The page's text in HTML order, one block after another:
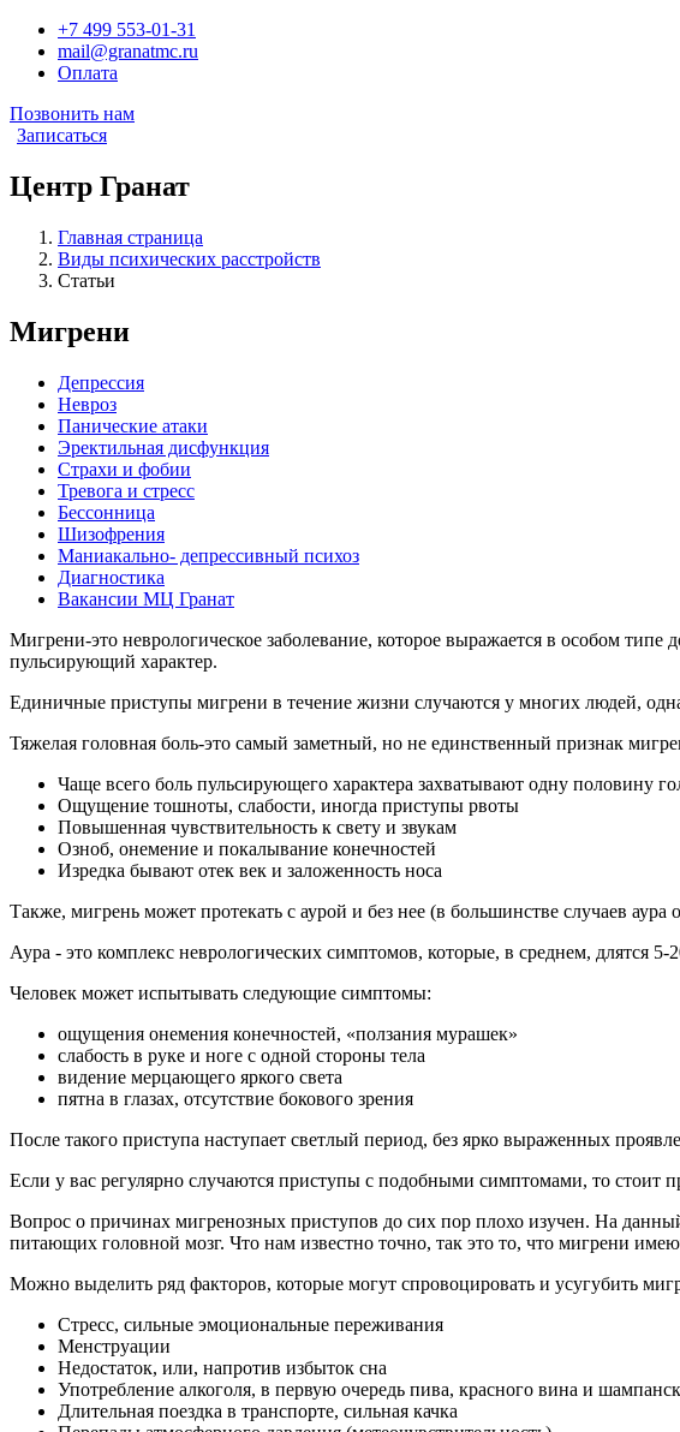
+7 499 553-01-31
mail@granatmc.ru
Оплата
Позвонить нам
Записаться
Центр Гранат
Главная страница
Виды психических расстройств
Статьи
Мигрени
Депрессия
Невроз
Панические атаки
Эректильная дисфункция
Страхи и фобии
Тревога и стресс
Бессонница
Шизофрения
Маниакально- депрессивный психоз
Диагностика
Вакансии МЦ Гранат
Мигрени-это неврологическое заболевание, которое выражается в особом
пульсирующий характер.
Единичные приступы мигрени в течение жизни случаются у многих людей,
Тяжелая головная боль-это самый заметный, но не единственный признак
Чаще всего боль пульсирующего характера захватывают одну половину
Ощущение тошноты, слабости, иногда приступы рвоты
Повышенная чувствительность к свету и звукам
Озноб, онемение и покалывание конечностей
Изредка бывают отек век и заложенность носа
Также, мигрень может протекать с аурой и без нее (в большинстве случаев аура
Аура - это комплекс неврологических симптомов, которые, в среднем, длятся
Человек может испытывать следующие симптомы:
ощущения онемения конечностей, «ползания мурашек»
слабость в руке и ноге с одной стороны тела
видение мерцающего яркого света
пятна в глазах, отсутствие бокового зрения
После такого приступа наступает светлый период, без ярко выраженных
Если у вас регулярно случаются приступы с подобными симптомами, то стоит
Вопрос о причинах мигренозных приступов до сих пор плохо изучен. На
питающих головной мозг. Что нам известно точно, так это то, что мигрени
Можно выделить ряд факторов, которые могут спровоцировать и усугубить
Стресс, сильные эмоциональные переживания
Менструации
Недостаток, или, напротив избыток сна
Употребление алкоголя, в первую очередь пива, красного вина и
Длительная поездка в транспорте, сильная качка